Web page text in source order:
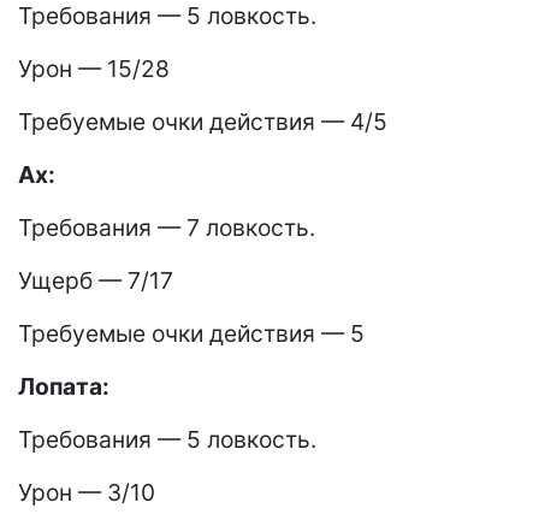
Требования — 5 ловкость.
Урон — 15/28
Требуемые очки действия — 4/5
Ax:
Требования — 7 ловкость.
Ущерб — 7/17
Требуемые очки действия — 5
Лопата:
Требования — 5 ловкость.
Урон — 3/10